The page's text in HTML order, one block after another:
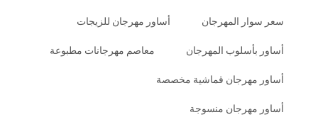
سعر سوار المهرجان أساور مهرجان للزيجات
أساور بأسلوب المهرجان معاصم مهرجانات مطبوعة
أساور مهرجان قماشية مخصصة
أساور مهرجان منسوجة